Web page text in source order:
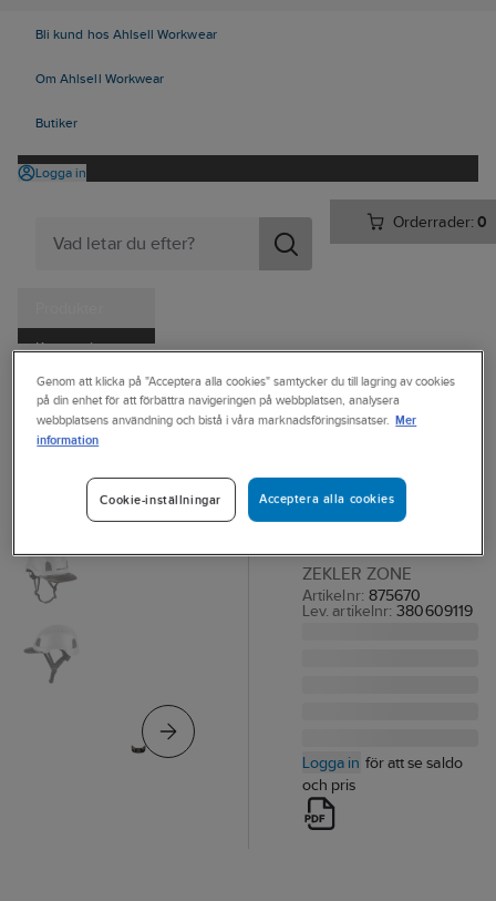
Bli kund hos Ahlsell Workwear
Om Ahlsell Workwear
Butiker
Logga in
Orderrader:0
Kampanjer
Tjänster
Kataloger
Ahlsell Produkter Personligt skydd
Huvudskydd
Tillbehör huvudskydd
Solskyddsskärm
Zekler Zone
ZEKLER ZONE
Artikelnr: 875670
Lev. artikelnr: 380609119
Logga in för att se saldo
och pris
Genom att klicka på "Acceptera alla cookies" samtycker du till lagring av cookies
på din enhet för att förbättra navigeringen på webbplatsen, analysera
webbplatsens användning och bistå i våra marknadsföringsinsatser. Mer
information
Acceptera alla cookies
Cookie-inställningar